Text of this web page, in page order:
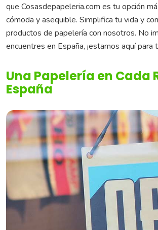
que Cosasdepapeleria.com es tu opción
cómoda y asequible. Simplifica tu vida y
productos de papelería con nosotros. No
encuentres en España, ¡estamos aquí para
Una Papelería en Cada
España